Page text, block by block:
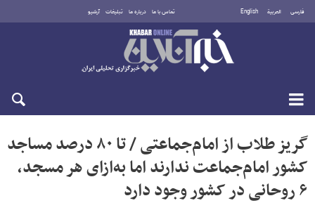
فارسی العربية English تماس با ما درباره ما تبلیغات آرشیو
شنبه ۱۷ مرداد ۱۴۰۵
گریز طلاب از امام‌جماعتی / تا ۸۰ درصد مساجد
کشور امام‌جماعت ندارند اما به‌ازای هر مسجد،
۶ روحانی در کشور وجود دارد